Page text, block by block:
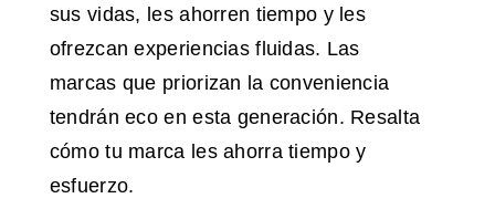
sus vidas, les ahorren tiempo y les
ofrezcan experiencias fluidas. Las
marcas que priorizan la conveniencia
tendrán eco en esta generación. Resalta
cómo tu marca les ahorra tiempo y
esfuerzo.